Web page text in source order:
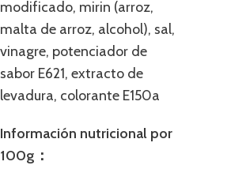
modificado, mirin (arroz,
malta de arroz, alcohol), sal,
vinagre, potenciador de
sabor E621, extracto de
levadura, colorante E150a
Información nutricional por
100g：